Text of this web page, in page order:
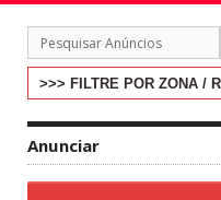
Anunciar